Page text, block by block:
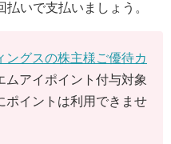
いで支払いましょう。
ングスの株主様ご優待カ
ムアイポイント付与対象
ポイントは利用できませ